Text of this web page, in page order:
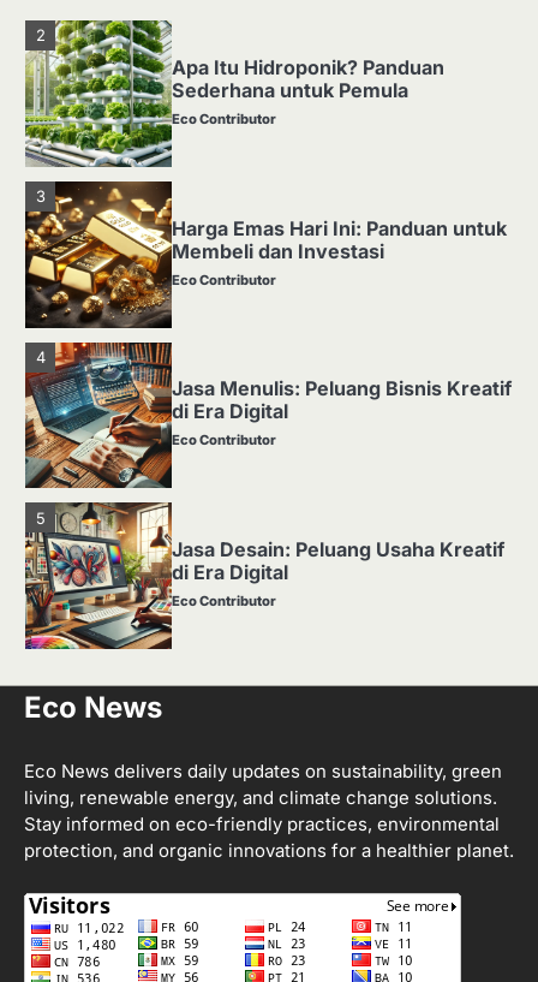
2
Apa Itu Hidroponik? Panduan
Sederhana untuk Pemula
Eco Contributor
3
Harga Emas Hari Ini: Panduan untuk
Membeli dan Investasi
Eco Contributor
4
Jasa Menulis: Peluang Bisnis Kreatif
di Era Digital
Eco Contributor
5
Jasa Desain: Peluang Usaha Kreatif
di Era Digital
Eco Contributor
Eco Contributor
Sederhana untuk Pemula
Eco Contributor
Eco News
Eco News delivers daily updates on sustainability, green
living, renewable energy, and climate change solutions.
Stay informed on eco-friendly practices, environmental
protection, and organic innovations for a healthier planet.